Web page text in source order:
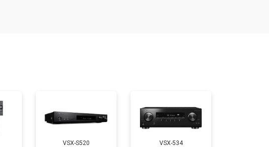
VSX-S520 VSX-534